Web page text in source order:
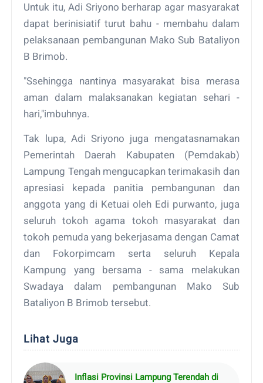
Untuk itu, Adi Sriyono berharap agar masyarakat
dapat berinisiatif turut bahu - membahu dalam
pelaksanaan pembangunan Mako Sub Bataliyon
B Brimob.
"Ssehingga nantinya masyarakat bisa merasa
aman dalam malaksanakan kegiatan sehari -
hari,"imbuhnya.
Tak lupa, Adi Sriyono juga mengatasnamakan
Pemerintah Daerah Kabupaten (Pemdakab)
Lampung Tengah mengucapkan terimakasih dan
apresiasi kepada panitia pembangunan dan
anggota yang di Ketuai oleh Edi purwanto, juga
seluruh tokoh agama tokoh masyarakat dan
tokoh pemuda yang bekerjasama dengan Camat
dan Fokorpimcam serta seluruh Kepala
Kampung yang bersama - sama melakukan
Swadaya dalam pembangunan Mako Sub
Bataliyon B Brimob tersebut.
Lihat Juga
Inflasi Provinsi Lampung Terendah di